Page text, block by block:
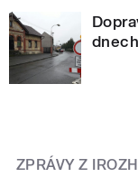
ZPRÁVY Z